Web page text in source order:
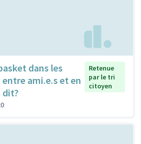
dans les
ami.e.s et en
dit?
Retenue
par le tri
citoyen